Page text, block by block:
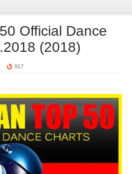
Official Dance
(2018)
917